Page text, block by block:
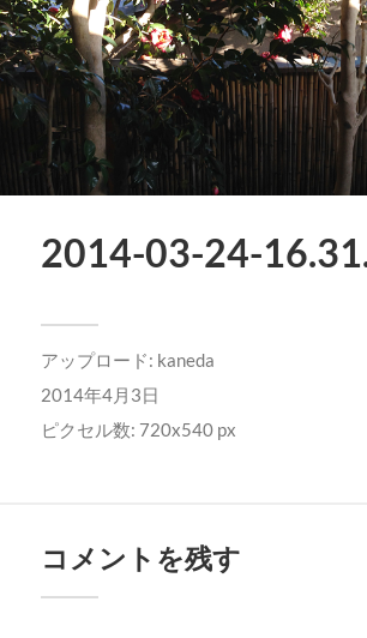
2014-03-24-
アップロード: kaneda
2014年4月3日
ピクセル数: 720x540 px
コメントを残す